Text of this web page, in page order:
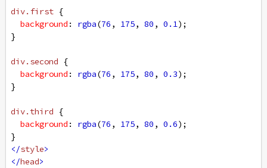
div.first {
background : rgba(76 , 175, 80 , 0.1);
}
div.second {
background : rgba(76 , 175, 80 , 0.3);
}
div.third {
background : rgba(76 , 175, 80 , 0.6);
}
</style>
</head>